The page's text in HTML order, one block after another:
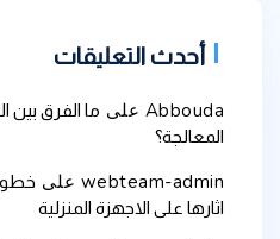
أحدث التعليقات
Abbouda على ما الفرق بين
المعالجة؟
webteam-admin على
اثارها على الاجهزة المنزلية